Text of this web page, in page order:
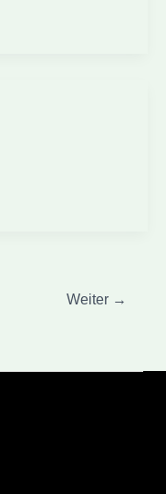
Weiter →